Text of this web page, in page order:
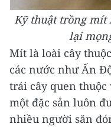
Kỹ thuật trồng mít
lại
Mít là loài cây
các nước như Ấn
trái cây quen
một đặc sản luôn
nhiều người săn